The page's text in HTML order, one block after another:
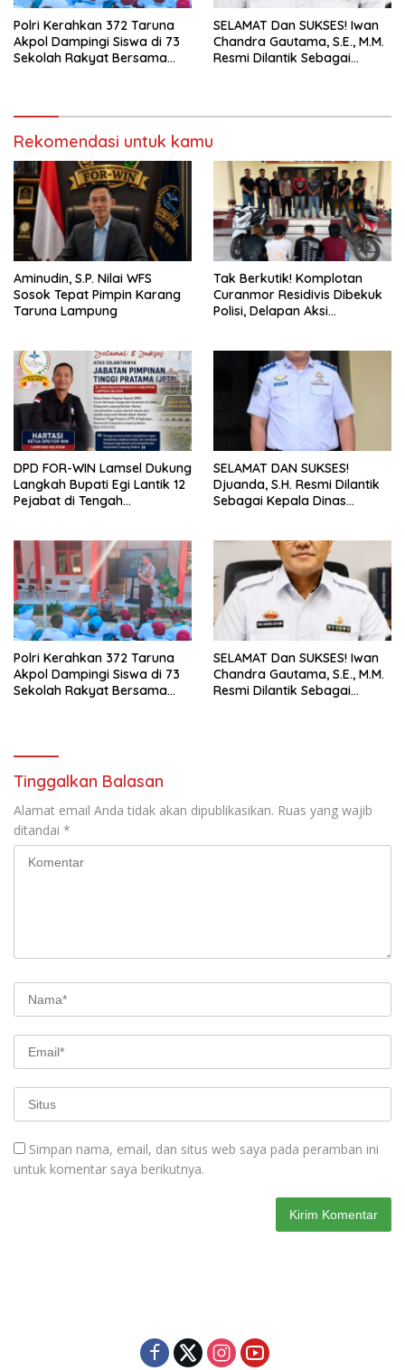
Polri Kerahkan 372 Taruna
Akpol Dampingi Siswa di 73
Sekolah Rakyat Bersama
SELAMAT Dan SUKSES! Iwan
Chandra Gautama, S.E., M.M.
Resmi Dilantik Sebagai
Rekomendasi untuk kamu
Aminudin, S.P. Nilai WFS
Sosok Tepat Pimpin Karang
Taruna Lampung
Tak Berkutik! Komplotan
Curanmor Residivis Dibekuk
Polisi, Delapan Aksi
DPD FOR-WIN Lamsel Dukung
Langkah Bupati Egi Lantik 12
Pejabat di Tengah
SELAMAT DAN SUKSES!
Djuanda, S.H. Resmi Dilantik
Sebagai Kepala Dinas
Polri Kerahkan 372 Taruna
Akpol Dampingi Siswa di 73
Sekolah Rakyat Bersama
SELAMAT Dan SUKSES! Iwan
Chandra Gautama, S.E., M.M.
Resmi Dilantik Sebagai
Tinggalkan Balasan
Alamat email Anda tidak akan dipublikasikan. Ruas yang wajib
ditandai *
Simpan nama, email, dan situs web saya pada peramban ini
untuk komentar saya berikutnya.